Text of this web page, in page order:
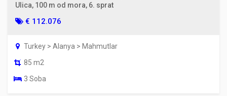
Ulica, 100 m od mora, 6. sprat
€ 112.076
Turkey > Alanya > Mahmutlar
85 m2
3 Soba